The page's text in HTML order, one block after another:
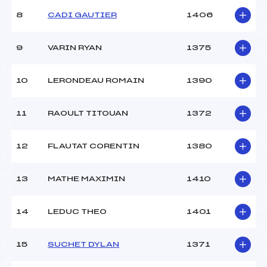
8 CADI GAUTIER 1406
9 VARIN RYAN 1375
10 LERONDEAU ROMAIN 1390
11 RAOULT TITOUAN 1372
12 FLAUTAT CORENTIN 1380
13 MATHE MAXIMIN 1410
14 LEDUC THEO 1401
15 SUCHET DYLAN 1371